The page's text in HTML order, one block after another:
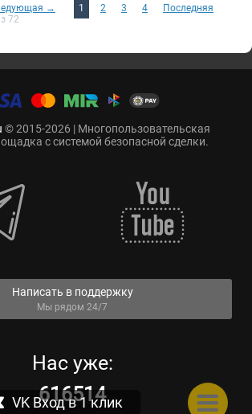
→ 1 2 3 4
Последняя
72
© 2015-2026 | Многопользовательская
с системой безопасной сделки.
Написать в поддержку
Мы рядом 24/7
Нас уже:
616514
VK Вход в 1 клик